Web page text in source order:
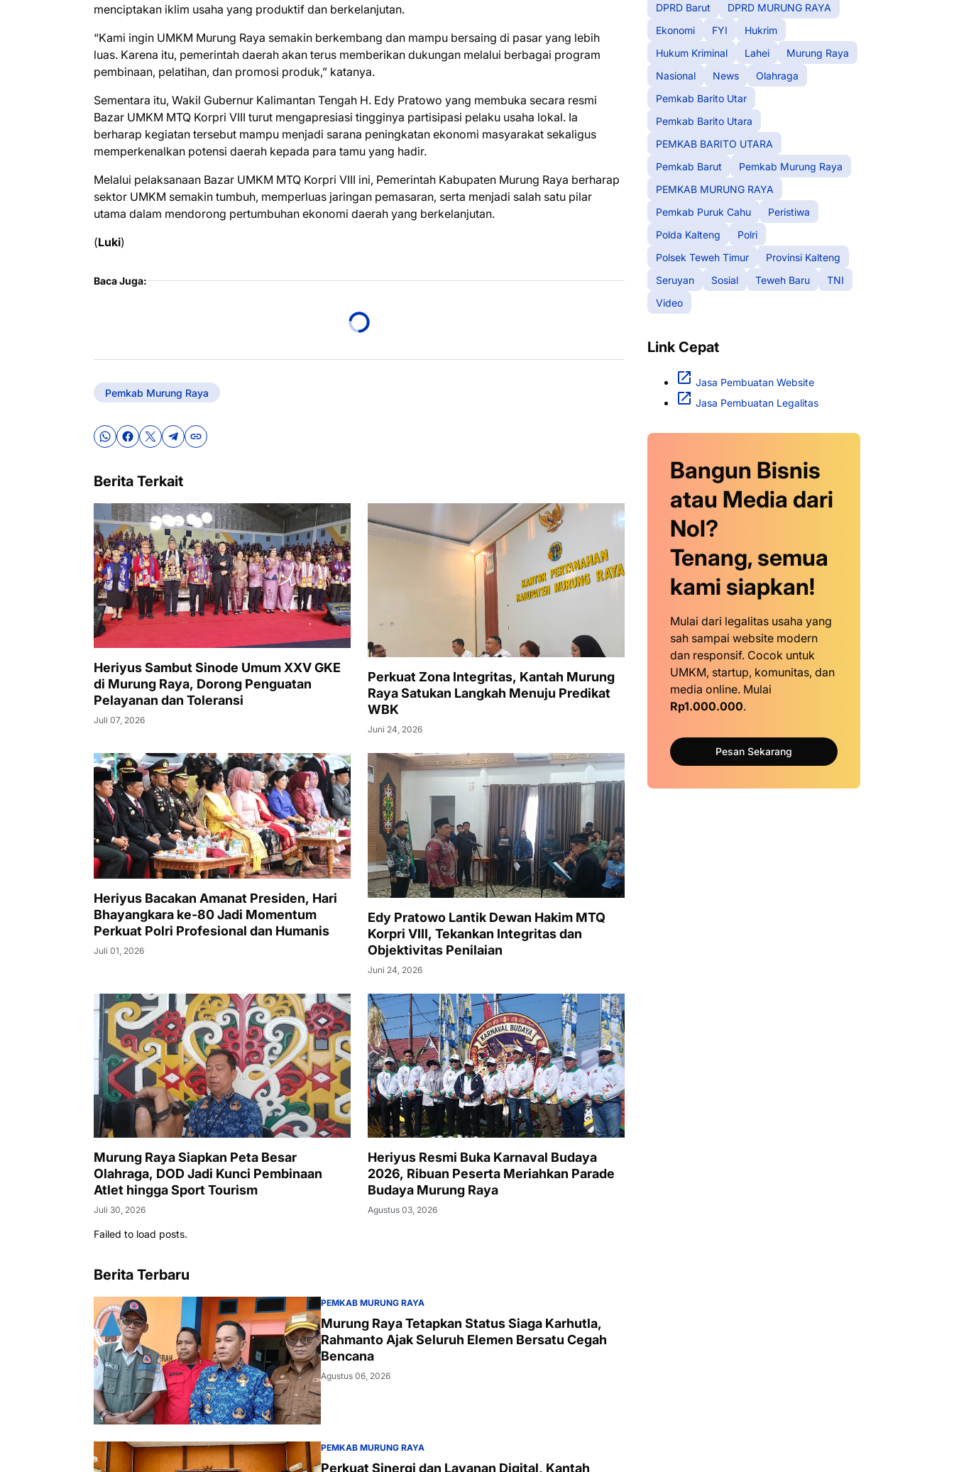
menciptakan iklim usaha yang produktif dan berkelanjutan.
“Kami ingin UMKM Murung Raya semakin berkembang dan mampu bersaing di pasar yang lebih
luas. Karena itu, pemerintah daerah akan terus memberikan dukungan melalui berbagai program
pembinaan, pelatihan, dan promosi produk,” katanya.
Sementara itu, Wakil Gubernur Kalimantan Tengah H. Edy Pratowo yang membuka secara resmi
Bazar UMKM MTQ Korpri VIII turut mengapresiasi tingginya partisipasi pelaku usaha lokal. Ia
berharap kegiatan tersebut mampu menjadi sarana peningkatan ekonomi masyarakat sekaligus
memperkenalkan potensi daerah kepada para tamu yang hadir.
Melalui pelaksanaan Bazar UMKM MTQ Korpri VIII ini, Pemerintah Kabupaten Murung Raya berharap
sektor UMKM semakin tumbuh, memperluas jaringan pemasaran, serta menjadi salah satu pilar
utama dalam mendorong pertumbuhan ekonomi daerah yang berkelanjutan.
(Luki)
Baca Juga:
Pemkab Murung Raya
Berita Terkait
Heriyus Sambut Sinode Umum XXV GKE
di Murung Raya, Dorong Penguatan
Pelayanan dan Toleransi
Juli 07, 2026
Perkuat Zona Integritas, Kantah Murung
Raya Satukan Langkah Menuju Predikat
WBK
Juni 24, 2026
Heriyus Bacakan Amanat Presiden, Hari
Bhayangkara ke-80 Jadi Momentum
Perkuat Polri Profesional dan Humanis
Juli 01, 2026
Edy Pratowo Lantik Dewan Hakim MTQ
Korpri VIII, Tekankan Integritas dan
Objektivitas Penilaian
Juni 24, 2026
Murung Raya Siapkan Peta Besar
Olahraga, DOD Jadi Kunci Pembinaan
Atlet hingga Sport Tourism
Juli 30, 2026
Heriyus Resmi Buka Karnaval Budaya
2026, Ribuan Peserta Meriahkan Parade
Budaya Murung Raya
Agustus 03, 2026
Failed to load posts.
Berita Terbaru
PEMKAB MURUNG RAYA
Murung Raya Tetapkan Status Siaga Karhutla,
Rahmanto Ajak Seluruh Elemen Bersatu Cegah
Bencana
Agustus 06, 2026
PEMKAB MURUNG RAYA
Perkuat Sinergi dan Layanan Digital, Kantah
DPRD Barut
DPRD MURUNG RAYA
Ekonomi
FYI
Hukrim
Hukum Kriminal
Lahei
Murung Raya
Nasional
News
Olahraga
Pemkab Barito Utar
Pemkab Barito Utara
PEMKAB BARITO UTARA
Pemkab Barut
Pemkab Murung Raya
PEMKAB MURUNG RAYA
Pemkab Puruk Cahu
Peristiwa
Polda Kalteng
Polri
Polsek Teweh Timur
Provinsi Kalteng
Seruyan
Sosial Teweh Baru
TNI
Video
Link Cepat
Jasa Pembuatan Website
Jasa Pembuatan Legalitas
Bangun Bisnis
atau Media dari
Nol?
Tenang, semua
kami siapkan!
Mulai dari legalitas usaha yang
sah sampai website modern
dan responsif. Cocok untuk
UMKM, startup, komunitas, dan
media online. Mulai
Rp1.000.000.
Pesan Sekarang